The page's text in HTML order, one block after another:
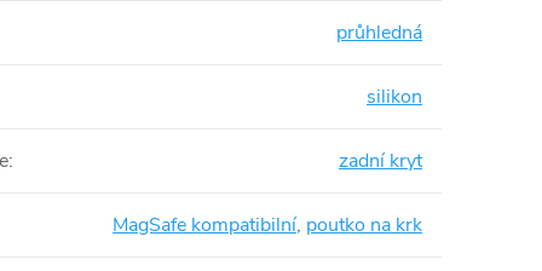
průhledná
silikon
: zadní kryt
MagSafe kompatibilní, poutko na krk